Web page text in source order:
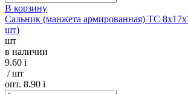
В корзину
Сальник (манжета армированная) TC
шт)
шт
в наличии
9.60 i
/ шт
опт. 8.90 i